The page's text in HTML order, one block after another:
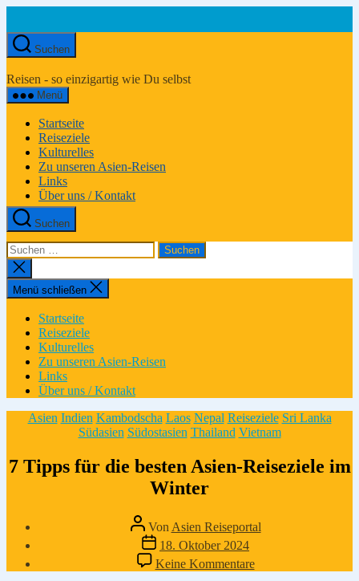
springen
Suchen
Reiseportal
Reisen - so einzigartig wie Du selbst
Menü
Startseite
Reiseziele
Kulturelles
Zu unseren Asien-Reisen
Links
Über uns / Kontakt
Suchen
Suchen
nach:
Suche
schließen
Menü schließen
Startseite
Reiseziele
Kulturelles
Zu unseren Asien-Reisen
Links
Über uns / Kontakt
Kategorien
Asien Indien Kambodscha Laos Nepal Reiseziele Sri Lanka
Südasien Südostasien Thailand Vietnam
7 Tipps für die besten Asien-Reiseziele im
Winter
Beitragsautor
Von Asien Reiseportal
Veröffentlichungsdatum
18. Oktober 2024
Keine Kommentarezu
7